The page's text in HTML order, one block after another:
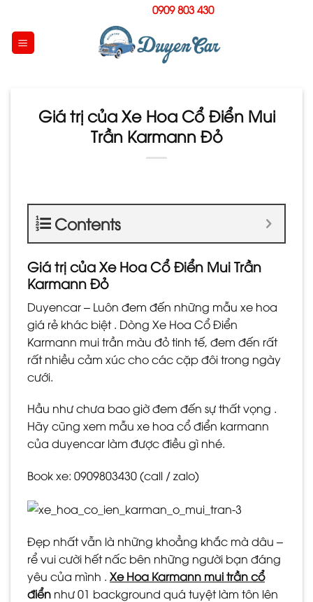
content
0909 803 430
Giá trị của Xe Hoa Cổ Điển Mui
Trần Karmann Đỏ
Contents
Giá trị của Xe Hoa Cổ Điển Mui Trần
Karmann Đỏ
Duyencar – Luôn đem đến những mẫu xe hoa
giá rẻ khác biệt . Dòng Xe Hoa Cổ Điển
Karmann mui trần màu đỏ tinh tế, đem đến rất
rất nhiều cảm xúc cho các cặp đôi trong ngày
cưới.
Hầu như chưa bao giờ đem đến sự thất vọng .
Hãy cũng xem mẫu xe hoa cổ điển karmann
của duyencar làm được điều gì nhé.
Book xe: 0909803430 (call / zalo)
Đẹp nhất vẫn là những khoẳng khắc mà dâu –
rể vui cười hết nấc bên những người bạn đáng
yêu của mình . Xe Hoa Karmann mui trần cổ
điển như 01 background quá tuyệt làm tôn lên